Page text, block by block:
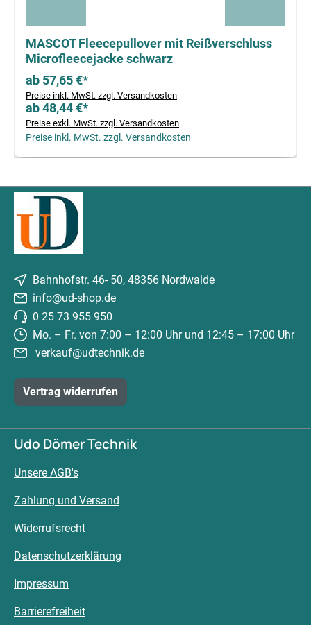
MASCOT Fleecepullover mit Reißverschluss
Microfleecejacke schwarz
ab 57,65 €*
Preise inkl. MwSt. zzgl. Versandkosten
ab 48,44 €*
Preise exkl. MwSt. zzgl. Versandkosten
Preise inkl. MwSt. zzgl. Versandkosten
Bahnhofstr. 46- 50, 48356 Nordwalde
info@ud-shop.de
0 25 73 955 950
Mo. – Fr. von 7:00 – 12:00 Uhr und 12:45 – 17:00 Uhr
verkauf@udtechnik.de
Vertrag widerrufen
Udo Dömer Technik
Unsere AGB's
Zahlung und Versand
Widerrufsrecht
Datenschutzerklärung
Impressum
Barrierefreiheit